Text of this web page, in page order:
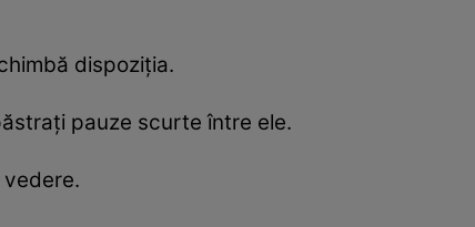
dispoziția.
pauze scurte între ele.